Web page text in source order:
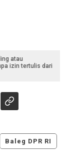
atau
izin tertulis dari
Baleg DPR RI